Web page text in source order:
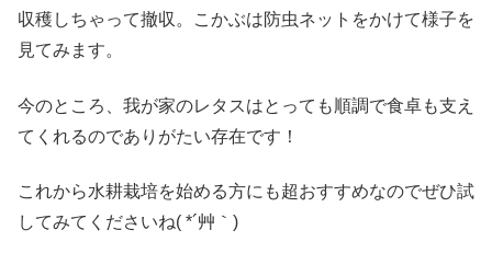
収穫しちゃって撤収。こかぶは防虫ネットをかけて様子を
見てみます。
今のところ、我が家のレタスはとっても順調で食卓も支え
てくれるのでありがたい存在です！
これから水耕栽培を始める方にも超おすすめなのでぜひ試
してみてくださいね( *´艸｀)